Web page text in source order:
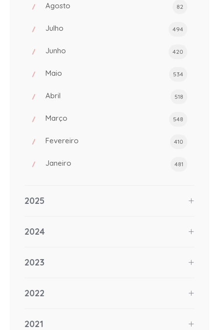
Agosto 82
Julho 494
Junho 420
Maio 534
Abril 518
Março 548
Fevereiro 410
Janeiro 481
2025
2024
2023
2022
2021